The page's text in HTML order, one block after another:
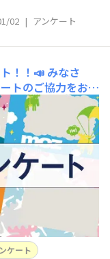
02 | アンケート
！！📣 みなさ
トのご協力をお願
ップバックを作り
インやカラーがあ
ら、どのカラーの
てくださ
ケート